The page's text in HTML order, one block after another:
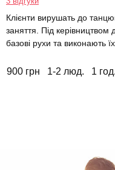
Клієнти вирушать до
заняття. Під
базові рухи та виконають
900 грн 1-2 люд. 1 год.